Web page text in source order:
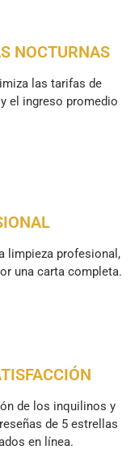
NOCTURNAS
las tarifas de
el ingreso promedio
limpieza profesional,
una carta completa.
de los inquilinos y
de 5 estrellas
en línea.